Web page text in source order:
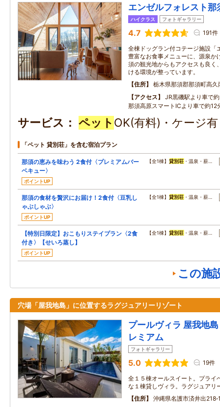
エンゼルフォレスト那
ハイクラス フォトギャラリー
4.7 191件
全棟ドッグラン付コテージ施設「
豊富なお食事メニューに、源泉か
須の観光地からもアクセスも良く
ける環境が整っています。
住所
栃木県那須郡那須町高
アクセス
JR黒磯駅より車で
那須高原スマートICより車で約12
サービス ペット OK(有料)・ケージ
「ペット 貸別荘」を含む宿泊プラン
那須の恵みを味わう 2食付〈プレミアムバー
ベキュー〉
ポイントUP
【全1棟】貸別荘 ・温泉・薪…
那須の食材を贅沢にお届け！2食付〈豆乳し
ゃぶしゃぶ〉
ポイントUP
【全1棟】貸別荘 ・温泉・薪…
【特別日限定】おこもりステイプラン〈2食
付き〉【せいろ蒸し】
ポイントUP
【全1棟】貸別荘 ・温泉・薪…
この施
穴場「屋我地島」に位置するラグジュアリーリゾート
プールヴィラ 屋我地
レミアム
フォトギャラリー
5.0 19件
全１５棟オールスイート。プライ
な１棟貸しヴィラ。ラグジュアリ
住所
沖縄県名護市済井出